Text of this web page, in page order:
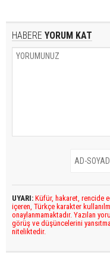
HABERE YORUM KAT
UYARI: Küfür, hakaret, rencide
içeren, Türkçe karakter
onaylanmamaktadır. Yazılan
görüş ve düşüncelerini
niteliktedir.